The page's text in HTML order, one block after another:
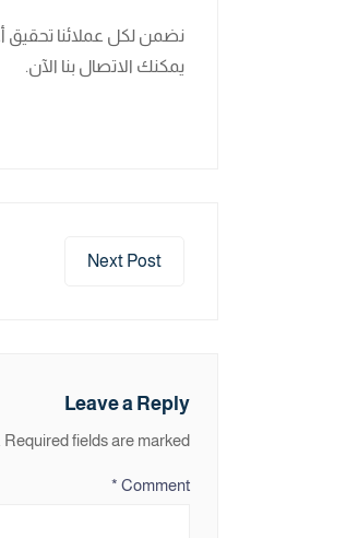
نضمن لكل عملائنا تحقيق
يمكنك الاتصال بنا الآن.
Next Post
Leave a Reply
Required fields are marked
Comment
*